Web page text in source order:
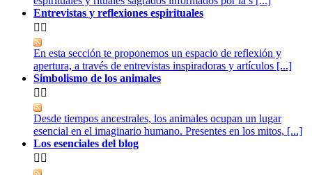
Entrevistas y reflexiones espirituales
 
En esta sección te proponemos un espacio de reflexión y
apertura, a través de entrevistas inspiradoras y artículos [...]
Simbolismo de los animales
 
Desde tiempos ancestrales, los animales ocupan un lugar
esencial en el imaginario humano. Presentes en los mitos, [...]
Los esenciales del blog
 